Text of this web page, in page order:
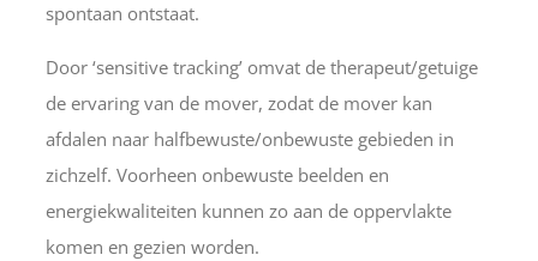
spontaan ontstaat.
Door ‘sensitive tracking’ omvat de therapeut/getuige
de ervaring van de mover, zodat de mover kan
afdalen naar halfbewuste/onbewuste gebieden in
zichzelf. Voorheen onbewuste beelden en
energiekwaliteiten kunnen zo aan de oppervlakte
komen en gezien worden.